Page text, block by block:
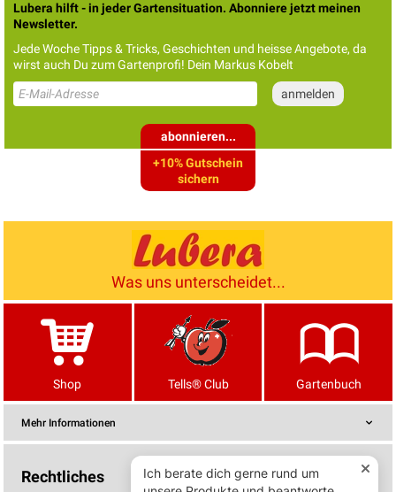
Lubera hilft - in jeder Gartensituation. Abonniere jetzt meinen
Newsletter.
Jede Woche Tipps & Tricks, Geschichten und heisse Angebote, da
wirst auch Du zum Gartenprofi! Dein Markus Kobelt
abonnieren...
+10% Gutschein
sichern
Was uns unterscheidet...
Shop Tells® Club Gartenbuch
Mehr Informationen
Rechtliches